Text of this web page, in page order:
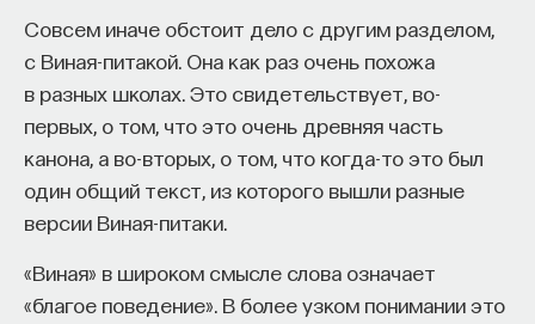
Совсем иначе обстоит дело с другим разделом,
с Виная-питакой. Она как раз очень похожа
в разных школах. Это свидетельствует, во-
первых, о том, что это очень древняя часть
канона, а во-вторых, о том, что когда-то это был
один общий текст, из которого вышли разные
версии Виная-питаки.
«Виная» в широком смысле слова означает
«благое поведение». В более узком понимании это